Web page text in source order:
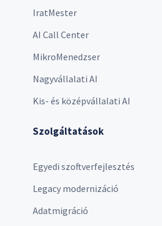
IratMester
AI Call Center
MikroMenedzser
Nagyvállalati AI
Kis- és középvállalati AI
Szolgáltatások
Egyedi szoftverfejlesztés
Legacy modernizáció
Adatmigráció